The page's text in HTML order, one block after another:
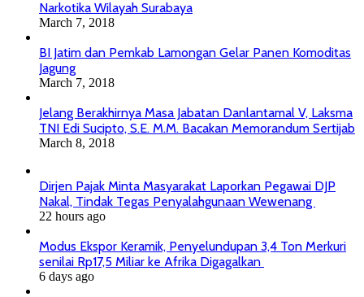
Narkotika Wilayah Surabaya
March 7, 2018
BI Jatim dan Pemkab Lamongan Gelar Panen Komoditas
Jagung
March 7, 2018
Jelang Berakhirnya Masa Jabatan Danlantamal V, Laksma
TNI Edi Sucipto, S.E. M.M. Bacakan Memorandum Sertijab
March 8, 2018
Dirjen Pajak Minta Masyarakat Laporkan Pegawai DJP
Nakal, Tindak Tegas Penyalahgunaan Wewenang
22 hours ago
Modus Ekspor Keramik, Penyelundupan 3,4 Ton Merkuri
senilai Rp17,5 Miliar ke Afrika Digagalkan
6 days ago